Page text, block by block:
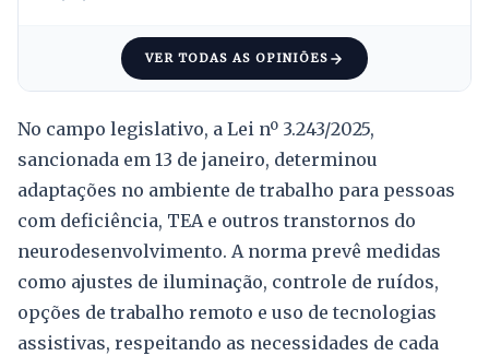
VER TODAS AS OPINIÕES
No campo legislativo, a Lei nº 3.243/2025,
sancionada em 13 de janeiro, determinou
adaptações no ambiente de trabalho para pessoas
com deficiência, TEA e outros transtornos do
neurodesenvolvimento. A norma prevê medidas
como ajustes de iluminação, controle de ruídos,
opções de trabalho remoto e uso de tecnologias
assistivas, respeitando as necessidades de cada